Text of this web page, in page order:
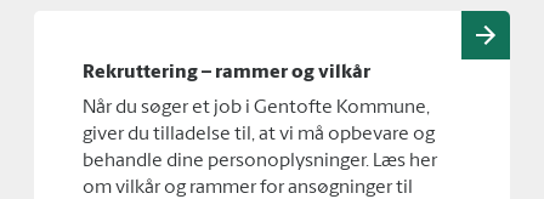
Rekruttering – rammer og vilkår
Når du søger et job i Gentofte Kommune,
giver du tilladelse til, at vi må opbevare og
behandle dine personoplysninger. Læs her
om vilkår og rammer for ansøgninger til